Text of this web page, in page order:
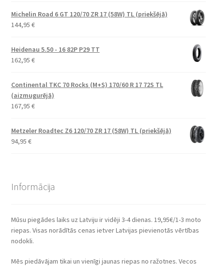
Michelin Road 6 GT 120/70 ZR 17 (58W) TL (priekšējā)
144,95 €
Heidenau 5.50 - 16 82P P29 TT
162,95 €
Continental TKC 70 Rocks (M+S) 170/60 R 17 72S TL
(aizmugurējā)
167,95 €
Metzeler Roadtec Z6 120/70 ZR 17 (58W) TL (priekšējā)
94,95 €
Informācija
Mūsu piegādes laiks uz Latviju ir vidēji 3-4 dienas. 19,95€/1-3 moto
riepas. Visas norādītās cenas ietver Latvijas pievienotās vērtības
nodokli.
Mēs piedāvājam tikai un vienīgi jaunas riepas no ražotnes. Vecos